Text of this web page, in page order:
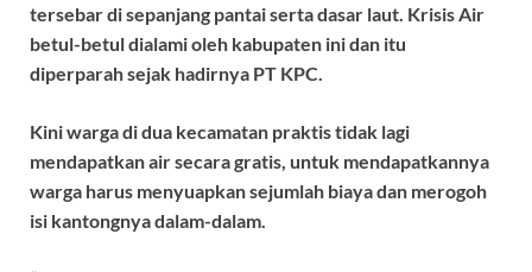
tersebar di sepanjang pantai serta dasar laut. Krisis Air
betul-betul dialami oleh kabupaten ini dan itu
diperparah sejak hadirnya PT KPC.
Kini warga di dua kecamatan praktis tidak lagi
mendapatkan air secara gratis, untuk mendapatkannya
warga harus menyuapkan sejumlah biaya dan merogoh
isi kantongnya dalam-dalam.